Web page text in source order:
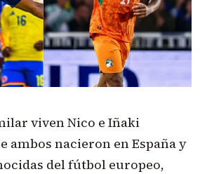
viven Nico e Iñaki
ambos nacieron en España y
del fútbol europeo,